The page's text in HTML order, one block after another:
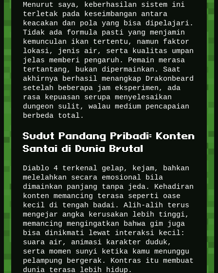
Menurut saya, keberhasilan sistem ini
terletak pada keseimbangan antara
keacakan dan pola yang bisa dipelajari.
Tidak ada formula pasti yang menjamin
kemunculan ikan tertentu, namun faktor
lokasi, jenis air, serta kualitas umpan
jelas memberi pengaruh. Pemain merasa
tertantang, bukan dipermainkan. Saat
akhirnya berhasil menangkap Drakonbeard
setelah beberapa jam eksperimen, ada
rasa kepuasan serupa menyelesaikan
dungeon sulit, walau medium pencapaian
berbeda total.
Sudut Pandang Pribadi: Konten
Santai di Dunia Brutal
Diablo 4 terkenal gelap, kejam, bahkan
melelahkan secara emosional bila
dimainkan panjang tanpa jeda. Kehadiran
konten memancing terasa seperti oase
kecil di tengah badai. Alih-alih terus
mengejar angka kerusakan lebih tinggi,
memancing mengingatkan bahwa gim juga
bisa dinikmati lewat interaksi kecil:
suara air, animasi karakter duduk,
serta momen sunyi ketika kamu menunggu
pelampung bergerak. Kontras itu membuat
dunia terasa lebih hidup.